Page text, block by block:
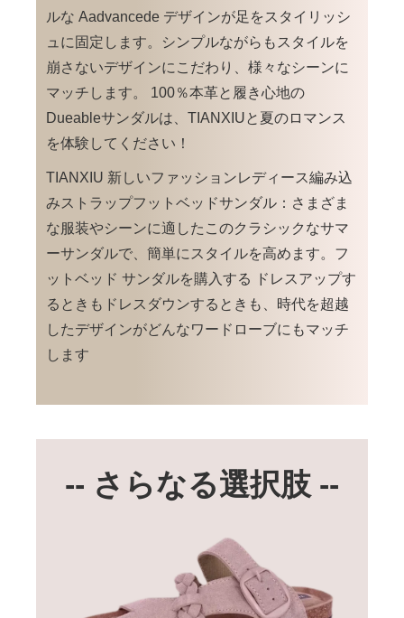
ルな Aadvancede デザインが足をスタイリッシ
ュに固定します。シンプルながらもスタイルを
崩さないデザインにこだわり、様々なシーンに
マッチします。 100％本革と履き心地の
Dueableサンダルは、TIANXIUと夏のロマンス
を体験してください！
TIANXIU 新しいファッションレディース編み込
みストラップフットベッドサンダル：さまざま
な服装やシーンに適したこのクラシックなサマ
ーサンダルで、簡単にスタイルを高めます。フ
ットベッド サンダルを購入する ドレスアップす
るときもドレスダウンするときも、時代を超越
したデザインがどんなワードローブにもマッチ
します
-- さらなる選択肢 --